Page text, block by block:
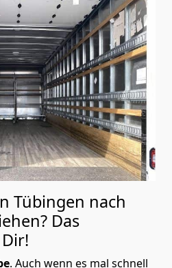
Tübingen nach
Das
. Auch wenn es mal schnell